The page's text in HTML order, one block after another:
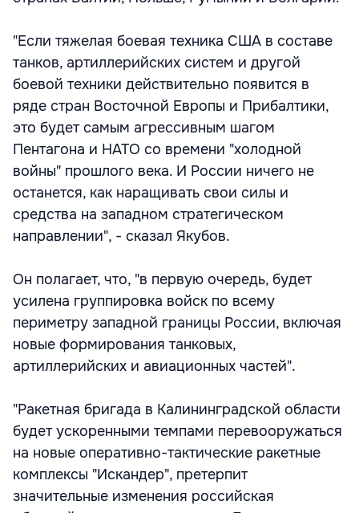
"Если тяжелая боевая техника США в составе
танков, артиллерийских систем и другой
боевой техники действительно появится в
ряде стран Восточной Европы и Прибалтики,
это будет самым агрессивным шагом
Пентагона и НАТО со времени "холодной
войны" прошлого века. И России ничего не
останется, как наращивать свои силы и
средства на западном стратегическом
направлении", - сказал Якубов.
Он полагает, что, "в первую очередь, будет
усилена группировка войск по всему
периметру западной границы России, включая
новые формирования танковых,
артиллерийских и авиационных частей".
"Ракетная бригада в Калининградской области
будет ускоренными темпами перевооружаться
на новые оперативно-тактические ракетные
комплексы "Искандер", претерпит
значительные изменения российская